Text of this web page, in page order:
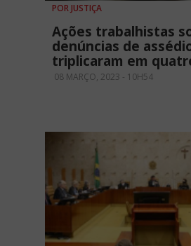
POR JUSTIÇA
Ações trabalhistas
denúncias de
triplicaram em
08 MARÇO, 2023 - 10H54